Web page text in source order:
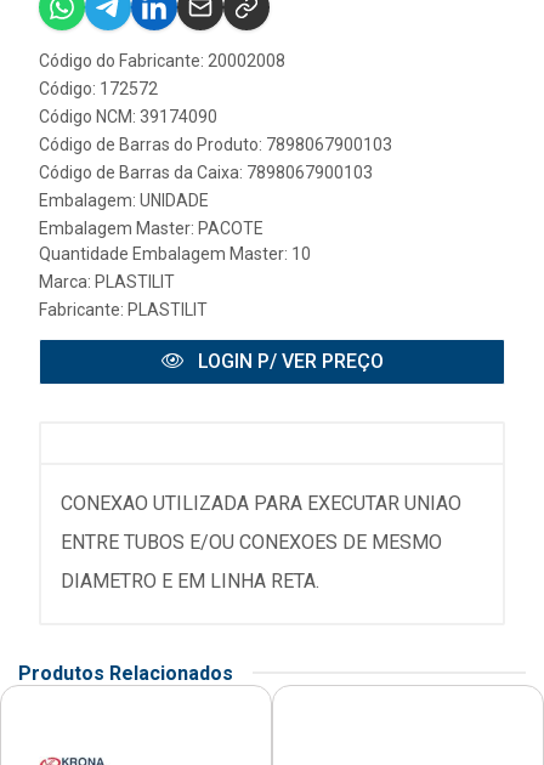
Código do Fabricante: 20002008
Código: 172572
Código NCM: 39174090
Código de Barras do Produto: 7898067900103
Código de Barras da Caixa: 7898067900103
Embalagem: UNIDADE
Embalagem Master: PACOTE
Quantidade Embalagem Master: 10
Marca: PLASTILIT
Fabricante: PLASTILIT
LOGIN P/ VER PREÇO
CONEXAO UTILIZADA PARA EXECUTAR UNIAO
ENTRE TUBOS E/OU CONEXOES DE MESMO
DIAMETRO E EM LINHA RETA.
Produtos Relacionados